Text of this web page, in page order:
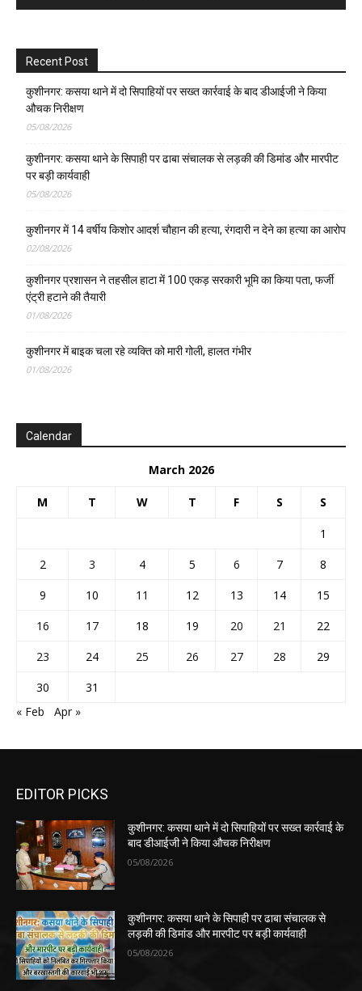
Recent Post
कुशीनगर: कसया थाने में दो सिपाहियों पर सख्त कार्रवाई के बाद डीआईजी ने किया
औचक निरीक्षण
05/08/2026
कुशीनगर: कसया थाने के सिपाही पर ढाबा संचालक से लड़की की डिमांड और मारपीट
पर बड़ी कार्यवाही
05/08/2026
कुशीनगर में 14 वर्षीय किशोर आदर्श चौहान की हत्या, रंगदारी न देने का हत्या का आरोप
02/08/2026
कुशीनगर प्रशासन ने तहसील हाटा में 100 एकड़ सरकारी भूमि का किया पता, फर्जी
एंट्री हटाने की तैयारी
01/08/2026
कुशीनगर में बाइक चला रहे व्यक्ति को मारी गोली, हालत गंभीर
01/08/2026
Calendar
March 2026
M T W T F S S
1
2
3 4 5 6 7
8
9
10 11 12 13 14
15
16
17 18 19 20 21
22
23
24 25 26 27 28
29
30
31
« Feb
Apr »
EDITOR PICKS
कुशीनगर: कसया थाने में दो सिपाहियों पर सख्त कार्रवाई के
बाद डीआईजी ने किया औचक निरीक्षण
05/08/2026
कुशीनगर: कसया थाने के सिपाही पर ढाबा संचालक से
लड़की की डिमांड और मारपीट पर बड़ी कार्यवाही
05/08/2026